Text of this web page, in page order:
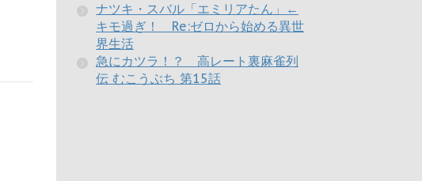
ナツキ・スバル「エミリアたん」←
キモ過ぎ！ Re:ゼロから始める異世
界生活
急にカツラ！？ 高レート裏麻雀列
伝 むこうぶち 第15話